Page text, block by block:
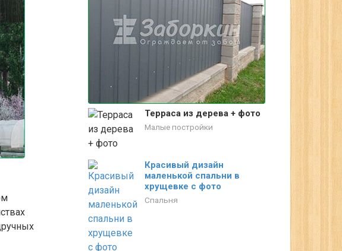
Терраса из дерева + фото
Малые постройки
Красивый дизайн
маленькой спальни в
хрущевке c фото
Спальня